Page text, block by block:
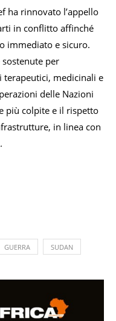
ha rinnovato l’appello
in conflitto affinché
immediato e sicuro.
sostenute per
terapeutici, medicinali e
delle Nazioni
più colpite e il rispetto
in linea con
GUERRA SUDAN